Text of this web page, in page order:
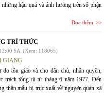
hậu quả và ảnh hưởng trên số phận
Đọc thêm
TRÍ THỨC
12:00 SA (Xem: 118065)
GIANG
tôn giáo và cho dân chủ, nhân quyền,
trách tống tù từ tháng 6 năm 1977. Đến
thân mẫu bị trục xuất về nguyên quán xã